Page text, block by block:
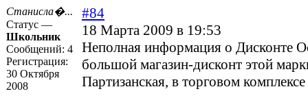
Станисла�...
Статус —
Школьник
Сообщений: 4
Регистрация:
30 Октября
2008
#84
18 Марта 2009 в 19:53
Неполная информация о Дисконте
большой магазин-дисконт этой
Партизанская, в торговом